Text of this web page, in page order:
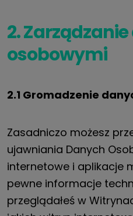
2.
osobowymi
2.1 Gromadzenie
Zasadniczo możesz
ujawniania Danych
internetowe i aplikacje
pewne informacje
przeglądałeś w